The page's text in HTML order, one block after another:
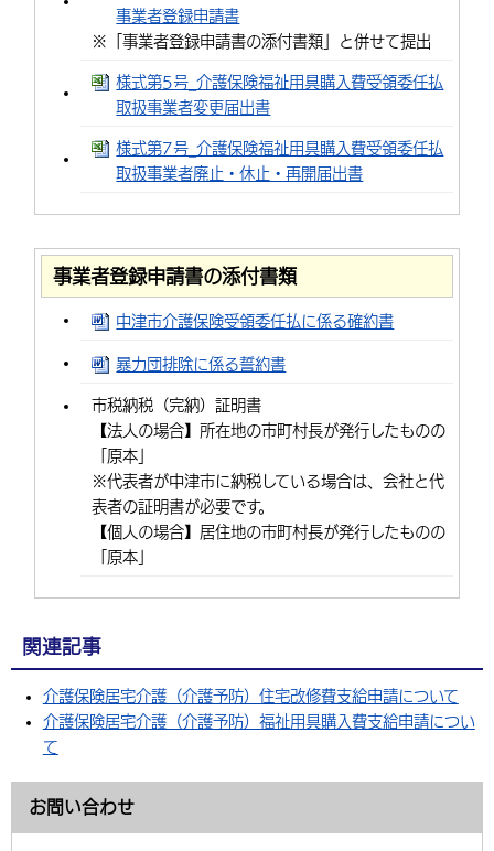
事業者登録申請書
※「事業者登録申請書の添付書類」と併せて提出
様式第5号_介護保険福祉用具購入費受領委任払
取扱事業者変更届出書
様式第7号_介護保険福祉用具購入費受領委任払
取扱事業者廃止・休止・再開届出書
事業者登録申請書の添付書類
中津市介護保険受領委任払に係る確約書
暴力団排除に係る誓約書
市税納税（完納）証明書
【法人の場合】所在地の市町村長が発行したものの
「原本」
※代表者が中津市に納税している場合は、会社と代
表者の証明書が必要です。
【個人の場合】居住地の市町村長が発行したものの
「原本」
関連記事
介護保険居宅介護（介護予防）住宅改修費支給申請について
介護保険居宅介護（介護予防）福祉用具購入費支給申請につい
て
お問い合わせ